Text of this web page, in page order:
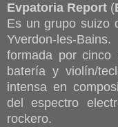
Evpatoria Report (
Es un grupo suizo
Yverdon-les-
formada por cinco
batería y violín/
intensa en
del espectro
rockero.